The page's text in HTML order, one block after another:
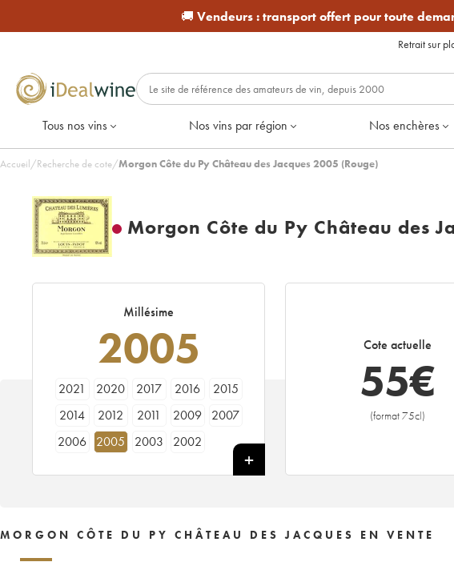
🚚 Vendeurs :transport offert pour toute
Retrait sur
Tous nos vins Nos vins par région Nos enchères
Accueil/Recherche de cote/Morgon Côte du Py Château des Jacques 2005 (Rouge)
Morgon Côte du Py Château des
Millésime
2005
2021 2020 2017 2016
2015
2014
2012 2011 2009
2007
2006
2005 2003 2002
Cote actuelle
55€
(format 75cl)
MORGON CÔTE DU PY CHÂTEAU DES JACQUES EN VENTE